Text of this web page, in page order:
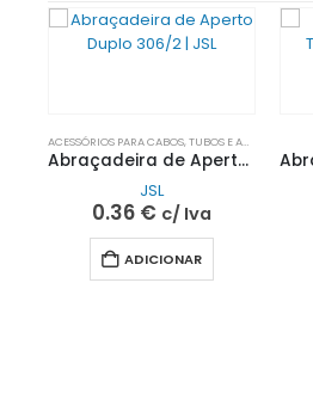
ACESSÓRIOS PARA CABOS,TUBOS E ACESSÓRIOS
Abraçadeira de Aperto Duplo 306/2 | JSL
JSL
0.36 € c/ Iva
ADICIONAR